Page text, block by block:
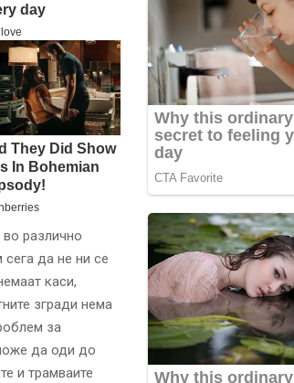
различно
да не ни се
каси,
згради нема
за
да оди до
и трамваите